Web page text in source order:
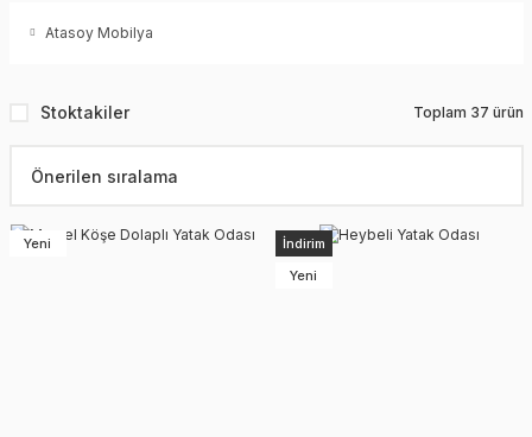
Atasoy Mobilya
Stoktakiler Toplam 37 ürün
Yeni
İndirim
Yeni